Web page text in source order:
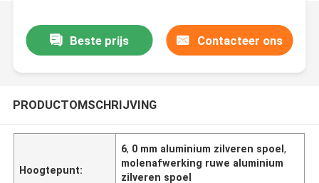
Beste prijs Contacteer ons
PRODUCTOMSCHRIJVING
Hoogtepunt:
6, 0 mm aluminium zilveren spoel,
molenafwerking ruwe aluminium
zilveren spoel